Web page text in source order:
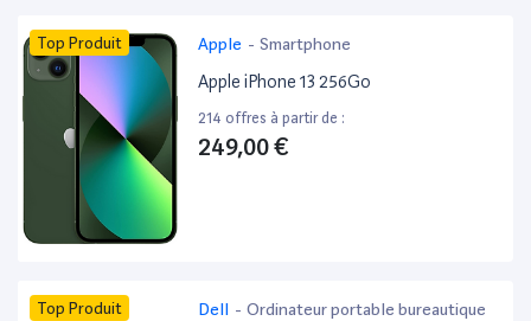
Top Produit Apple - Smartphone
Apple iPhone 13 256Go
214 offres à partir de :
249,00 €
Top Produit Dell - Ordinateur portable bureautique